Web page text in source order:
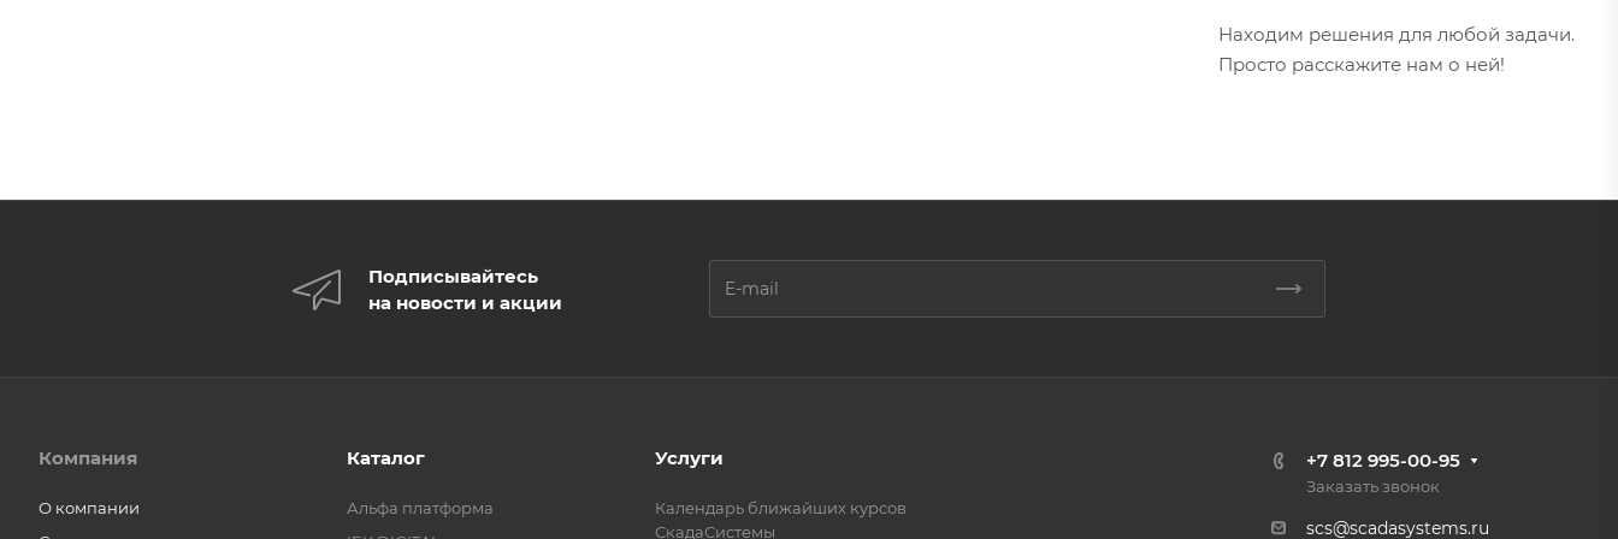
Находим решения для любой задачи.
Просто расскажите нам о ней!
Подписывайтесь
на новости и акции
Компания
О компании
Каталог
Альфа платформа
Услуги
Календарь ближайших курсов
СкадаСистемы
+7 812 995-00-95
Заказать звонок
scs@scadasystems.ru